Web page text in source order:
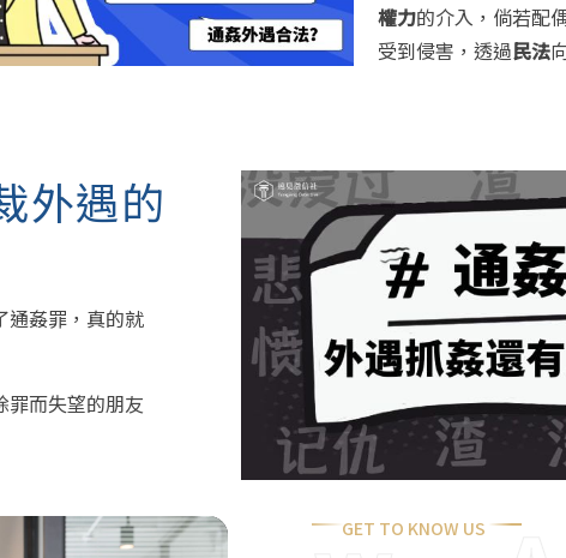
權力的介入，倘若配
受到侵害，透過民法
外遇的
通姦罪，真的就
罪而失望的朋友
GET TO KNOW US